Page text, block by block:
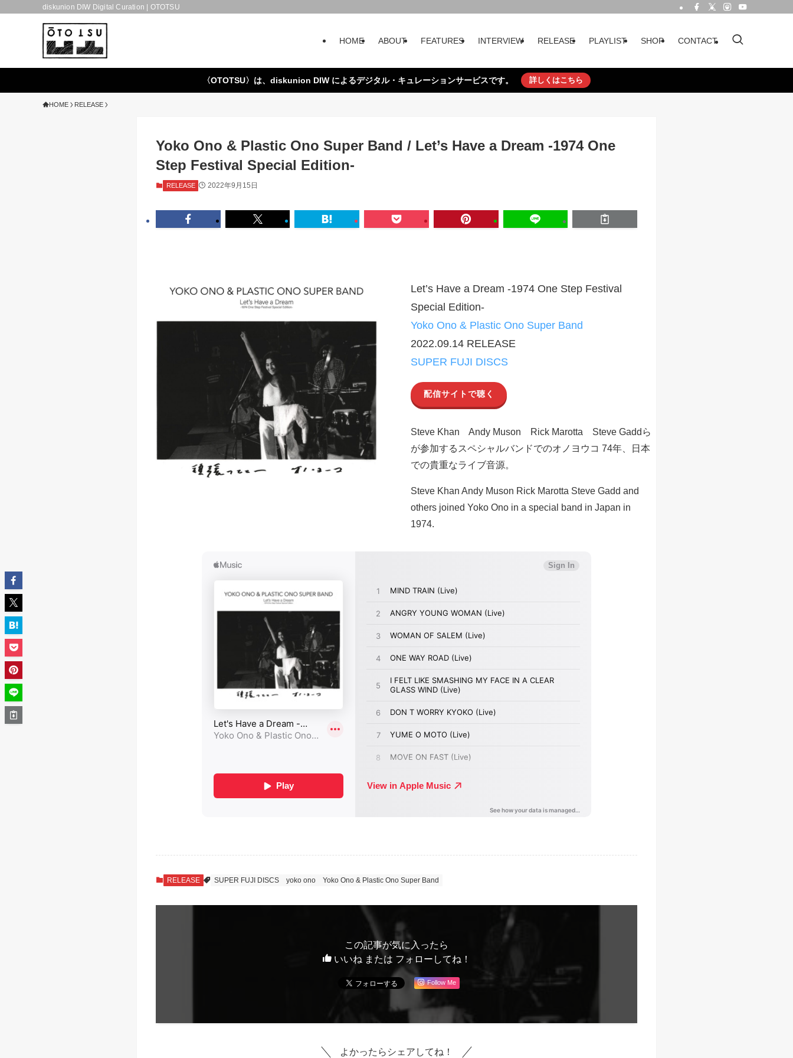
diskunion DIW Digital Curation | OTOTSU
HOME ABOUT FEATURES INTERVIEW RELEASE PLAYLIST SHOP CONTACT
〈OTOTSU〉は、diskunion DIW によるデジタル・キュレーションサービスです。 詳しくはこちら
HOME RELEASE
Yoko Ono & Plastic Ono Super Band / Let’s Have a Dream -1974 One
Step Festival Special Edition-
RELEASE 2022年9月15日
Let’s Have a Dream -1974 One Step Festival
Special Edition-
Yoko Ono & Plastic Ono Super Band
2022.09.14 RELEASE
SUPER FUJI DISCS
配信サイトで聴く
Steve Khan Andy Muson Rick Marotta Steve Gaddら
が参加するスペシャルバンドでのオノヨウコ 74年、日本
での貴重なライブ音源。
Steve Khan Andy Muson Rick Marotta Steve Gadd and
others joined Yoko Ono in a special band in Japan in
1974.
RELEASE SUPER FUJI DISCS yoko ono Yoko Ono & Plastic Ono Super Band
この記事が気に入ったら
いいね または フォローしてね！
Follow Me
よかったらシェアしてね！